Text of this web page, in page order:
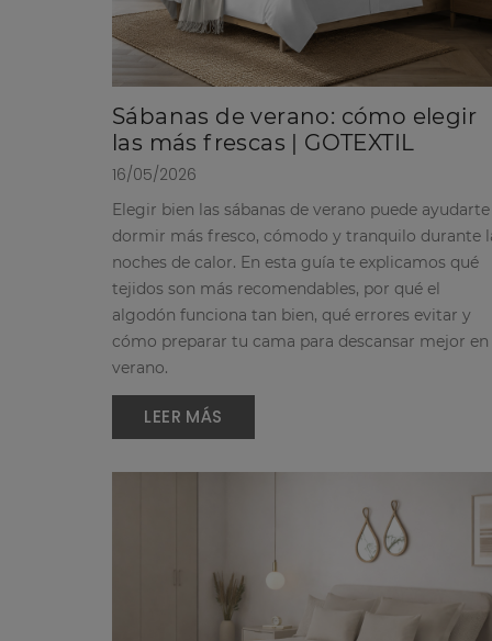
Sábanas de verano: cómo elegir
las más frescas | GOTEXTIL
16/05/2026
Elegir bien las sábanas de verano puede
dormir más fresco, cómodo y tranquilo durante
noches de calor. En esta guía te explicamos qué
tejidos son más recomendables, por qué el
algodón funciona tan bien, qué errores evitar y
cómo preparar tu cama para descansar mejor en
verano.
LEER MÁS